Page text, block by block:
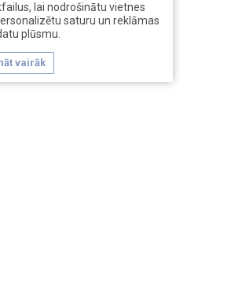
lai nodrošinātu vietnes
saturu un reklāmas
plūsmu.
vairāk